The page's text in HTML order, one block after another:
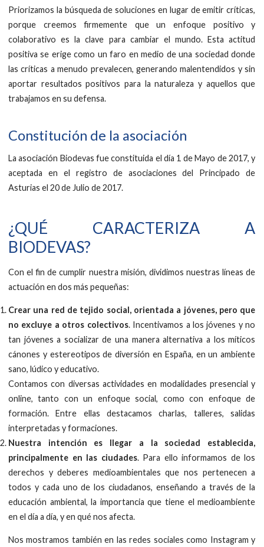
Priorizamos la búsqueda de soluciones en lugar de emitir críticas,
porque creemos firmemente que un enfoque positivo y
colaborativo es la clave para cambiar el mundo. Esta actitud
positiva se erige como un faro en medio de una sociedad donde
las críticas a menudo prevalecen, generando malentendidos y sin
aportar resultados positivos para la naturaleza y aquellos que
trabajamos en su defensa.
Constitución de la asociación
La asociación Biodevas fue constituida el día 1 de Mayo de 2017, y
aceptada en el registro de asociaciones del Principado de
Asturias el 20 de Julio de 2017.
¿QUÉ CARACTERIZA A
BIODEVAS?
Con el fin de cumplir nuestra misión, dividimos nuestras líneas de
actuación en dos más pequeñas:
Crear una red de tejido social, orientada a jóvenes, pero que
no excluye a otros colectivos. Incentivamos a los jóvenes y no
tan jóvenes a socializar de una manera alternativa a los míticos
cánones y estereotipos de diversión en España, en un ambiente
sano, lúdico y educativo.
Contamos con diversas actividades en modalidades presencial y
online, tanto con un enfoque social, como con enfoque de
formación. Entre ellas destacamos charlas, talleres, salidas
interpretadas y formaciones.
Nuestra intención es llegar a la sociedad establecida,
principalmente en las ciudades. Para ello informamos de los
derechos y deberes medioambientales que nos pertenecen a
todos y cada uno de los ciudadanos, enseñando a través de la
educación ambiental, la importancia que tiene el medioambiente
en el día a día, y en qué nos afecta.
Nos mostramos también en las redes sociales como Instagram y